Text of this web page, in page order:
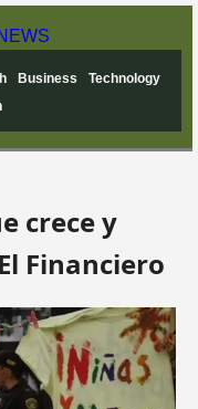
Business
Technology
crece y
Financiero